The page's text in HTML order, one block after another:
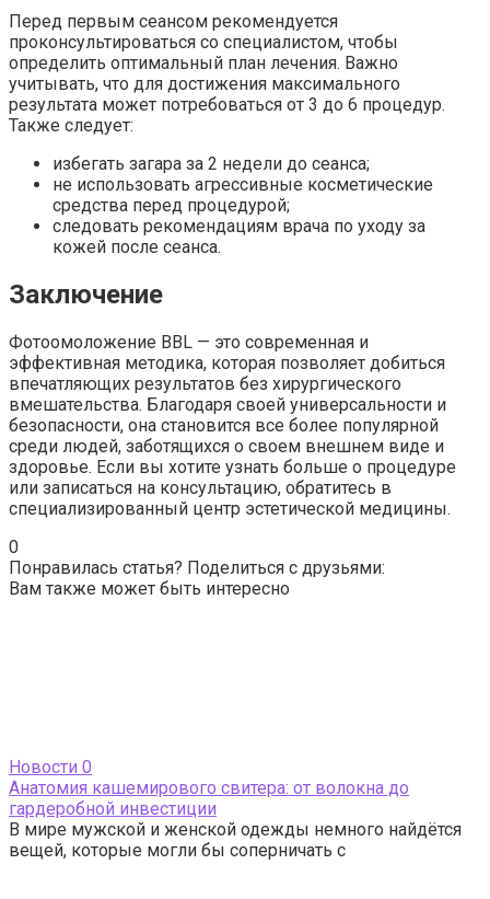
Перед первым сеансом рекомендуется
проконсультироваться со специалистом, чтобы
определить оптимальный план лечения. Важно
учитывать, что для достижения максимального
результата может потребоваться от 3 до 6 процедур.
Также следует:
избегать загара за 2 недели до сеанса;
не использовать агрессивные косметические
средства перед процедурой;
следовать рекомендациям врача по уходу за
кожей после сеанса.
Заключение
Фотоомоложение BBL — это современная и
эффективная методика, которая позволяет добиться
впечатляющих результатов без хирургического
вмешательства. Благодаря своей универсальности и
безопасности, она становится все более популярной
среди людей, заботящихся о своем внешнем виде и
здоровье. Если вы хотите узнать больше о процедуре
или записаться на консультацию, обратитесь в
специализированный центр эстетической медицины.
0
Понравилась статья? Поделиться с друзьями:
Вам также может быть интересно
Новости 0
Анатомия кашемирового свитера: от волокна до
гардеробной инвестиции
В мире мужской и женской одежды немного найдётся
вещей, которые могли бы соперничать с